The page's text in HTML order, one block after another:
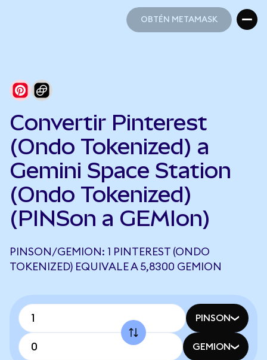
OBTÉN METAMASK
Convertir Pinterest
(Ondo Tokenized) a
Gemini Space Station
(Ondo Tokenized)
(PINSon a GEMIon)
PINSON/GEMION: 1 PINTEREST (ONDO
TOKENIZED) EQUIVALE A 5,8300 GEMION
PINSON
GEMION